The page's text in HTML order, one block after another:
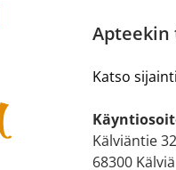
Katso
Kälviäntie 32
68300 Kälviä